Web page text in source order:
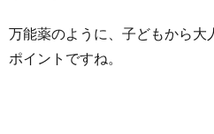
万能薬のように、子どもから大
ポイントですね。